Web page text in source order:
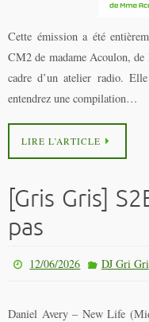
Cette émission a été
CM2 de madame Acoulon, de
cadre d’un atelier radio.
entendrez une compilation…
LIRE L’ARTICLE
[Gris Gris]
pas
12/06/2026 DJ Gri Gri
Daniel Avery – New Life